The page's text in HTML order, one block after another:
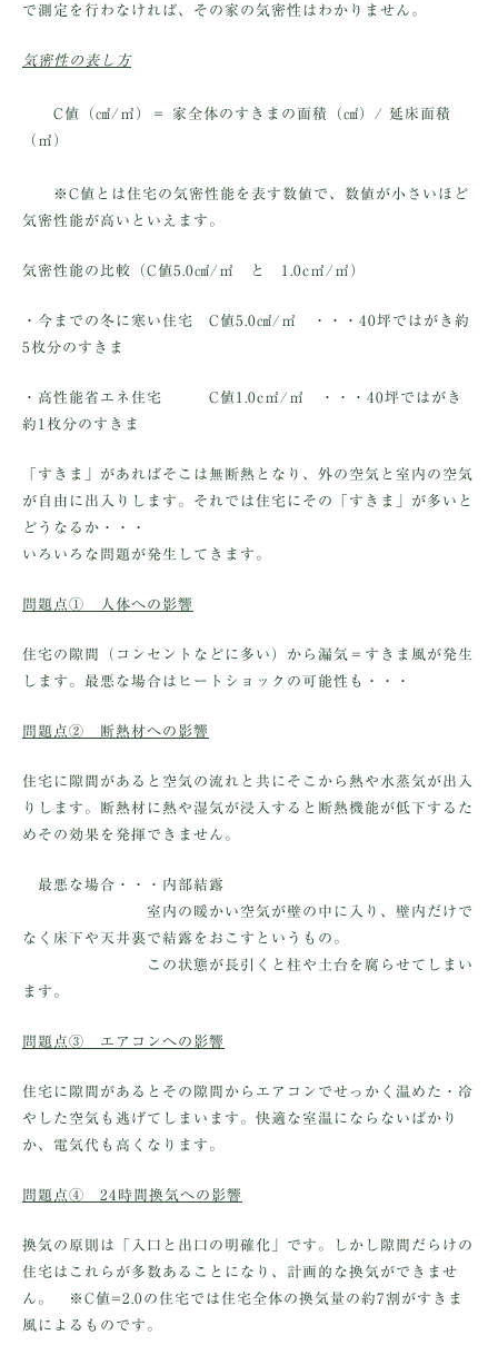
で測定を行わなければ、その家の気密性はわかりません。
気密性の表し方
C値（㎠/㎡）
＝ 家全体のすきまの面積（㎠）/ 延床面積
（㎡）
※C値とは住宅の気密性能を表す数値で、数値が小さいほど
気密性能が高いといえます。
気密性能の比較（C値5.0㎠/㎡ と 1.0c㎡/㎡）
・今までの冬に寒い住宅 C値5.0㎠/㎡ ・・・40坪で はがき約
5枚分のすきま
・高性能省エネ住宅 C値1.0c㎡/㎡ ・・・40坪で はがき
約1枚分のすきま
「すきま」があればそこは無断熱となり、外の空気と室内の空気
が自由に出入りします。それでは住宅にその「すきま」が多いと
どうなるか・・・
いろいろな問題が発生してきます。
問題点① 人体への影響
住宅の隙間（コンセントなどに多い）から漏気＝すきま風が発生
します。最悪な場合はヒートショックの可能性も・・・
問題点② 断熱材への影響
住宅に隙間があると空気の流れと共にそこから熱や水蒸気が出入
りします。断熱材に熱や湿気が浸入すると断熱機能が低下するた
めその効果を発揮できません。
最悪な場合・・・内部結露
室内の暖かい空気が壁の中に入り、壁内だけで
なく床下や天井裏で結露をおこすというもの。
この状態が長引くと柱や土台を腐らせてしまい
ます。
問題点③ エアコンへの影響
住宅に隙間があるとその隙間からエアコンでせっかく温めた・冷
やした空気も逃げてしまいます。快適な室温にならないばかり
か、電気代も高くなります。
問題点④ 24時間換気への影響
換気の原則は「入口と出口の明確化」です。しかし隙間だらけの
住宅はこれらが多数あることになり、計画的な換気ができませ
ん。 ※C値=2.0の住宅では住宅全体の換気量の約7割がすきま
風によるものです。